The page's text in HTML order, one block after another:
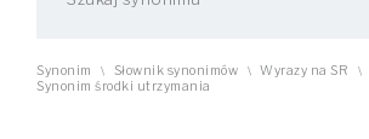
Synonim \ Słownik synonimów \ Wyrazy na SR \
Synonim środki utrzymania